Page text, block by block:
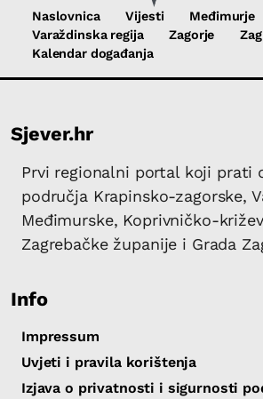
Naslovnica Vijesti Međimurje
Varaždinska regija
Zagorje
Kalendar događanja
Sjever.hr
Prvi regionalni portal koji prati
područja Krapinsko-zagorske,
Međimurske, Koprivničko-
Zagrebačke županije i Grada
Info
Impressum
Uvjeti i pravila korištenja
Izjava o privatnosti i sigurnosti